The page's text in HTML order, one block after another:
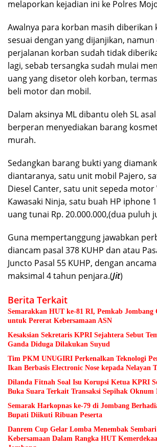
melaporkan kejadian ini ke Polres
Awalnya para korban masih diberikan
sesuai dengan yang dijanjikan, namun
perjalanan korban sudah tidak
lagi, sebab tersangka sudah mulai
uang yang disetor oleh korban,
beli motor dan mobil.
Dalam aksinya ML dibantu oleh SL
berperan menyediakan barang
murah.
Sedangkan barang bukti yang
diantaranya, satu unit mobil Pajero,
Diesel Canter, satu unit sepeda motor
Kawasaki Ninja, satu buah HP iphone
uang tunai Rp. 20.000.000,(dua puluh
Guna mempertanggung jawabkan
diancam pasal 378 KUHP dan atau
Juncto Pasal 55 KUHP, dengan
maksimal 4 tahun penjara.(Jit)
Berita Terkait
Semarakkan HUT ke-81 RI, Pemkab Jombang
untuk Pererat Kebersamaan ASN
Kesaksian Sekretaris KPRI Sejahtera Sebut
Ganda Diduga Dilakukan Suyud
Tim PKM UNUGIRI Perkenalkan Teknologi
Ikan Berbasis Electronic Nose kepada Nelayan
Dilanda Fitnah Soal Isu Korupsi Ketua KPRI
Buka Suara Terkait Transaksi Sepihak Oknum
Semarak Harkopnas ke-79 di Jombang
Bupati Diikuti Ribuan Peserta
Danrem Cup Gelar Lomba Menembak
Kebersamaan Dalam Rangka HUT